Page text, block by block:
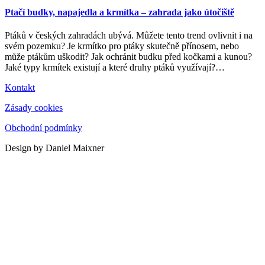
Ptačí budky, napajedla a krmítka – zahrada jako útočiště
Ptáků v českých zahradách ubývá. Můžete tento trend ovlivnit i na
svém pozemku? Je krmítko pro ptáky skutečně přínosem, nebo
může ptákům uškodit? Jak ochránit budku před kočkami a kunou?
Jaké typy krmítek existují a které druhy ptáků využívají?…
Kontakt
Zásady cookies
Obchodní podmínky
Design by Daniel Maixner